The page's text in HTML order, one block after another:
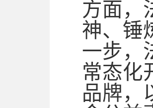
方面，
神、锤
一步，
常态化
品牌，